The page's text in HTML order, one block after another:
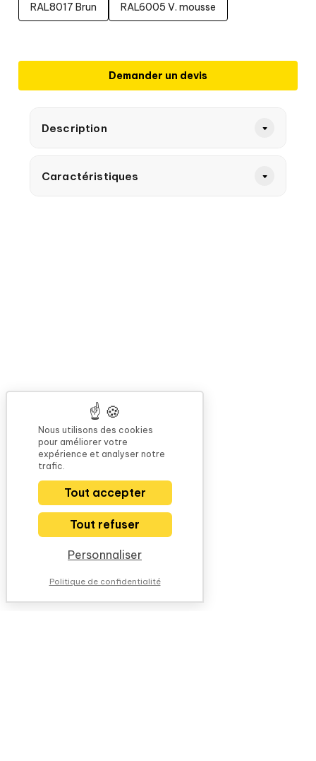
RAL8017 Brun RAL6005 V. mousse
Demander un devis
Description
Caractéristiques
Nous utilisons des cookies
pour améliorer votre
expérience et analyser notre
trafic.
Tout accepter
Tout refuser
Personnaliser
Politique de confidentialité